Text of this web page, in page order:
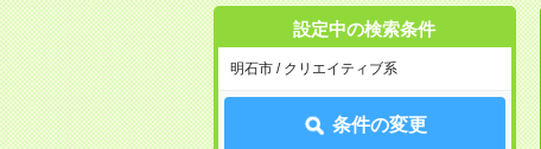
設定中の検索条件
明石市 / クリエイティブ系
条件の変更